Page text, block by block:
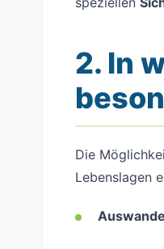
2. In
Die
Lebenslagen